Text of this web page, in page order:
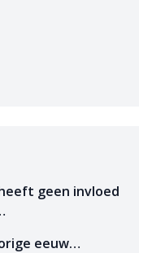
geen invloed
eeuw…